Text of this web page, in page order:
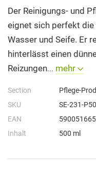
Der Reinigungs- und
eignet sich perfekt
Wasser und Seife. Er
hinterlässt einen
Reizungen... mehr
Section
Pflege-
SKU
SE-231-
EAN
Inhalt
500 ml